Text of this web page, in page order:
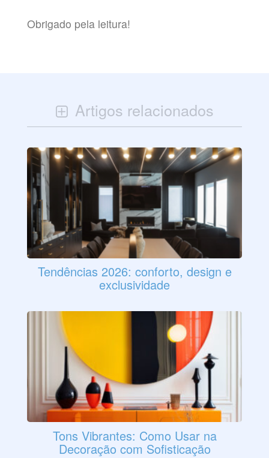
Obrigado pela leitura!
Artigos relacionados
Tendências 2026: conforto, design e
exclusividade
Tons Vibrantes: Como Usar na
Decoração com Sofisticação